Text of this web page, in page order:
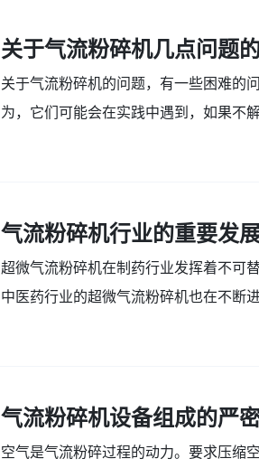
关于气流粉碎机几点问题
关于气流粉碎机的问题，有一些困难的
为，它们可能会在实践中遇到，如果不
气流粉碎机行业的重要发
超微气流粉碎机在制药行业发挥着不可
中医药行业的超微气流粉碎机也在不断
气流粉碎机设备组成的严
空气是气流粉碎过程的动力。要求压缩